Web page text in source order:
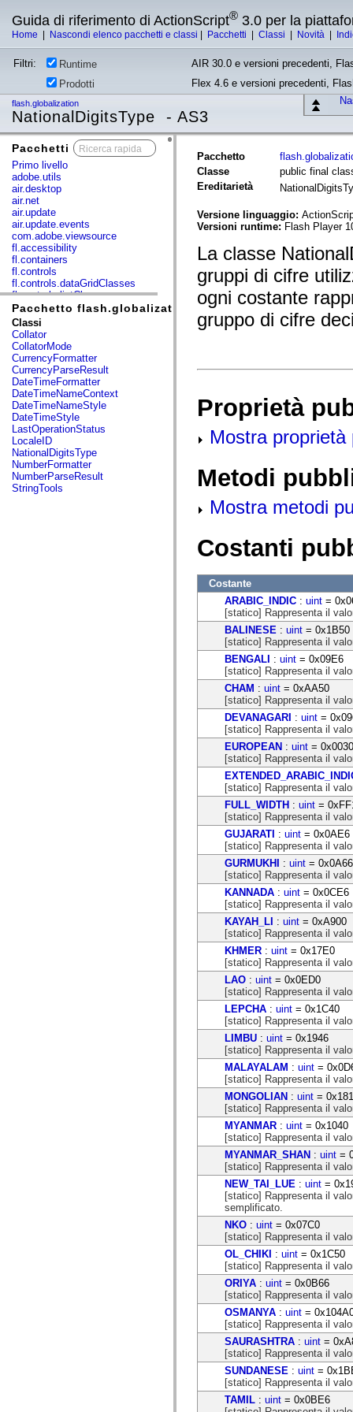
Guida di riferimento di ActionScript® 3.0 per la
Home Nascondi elenco pacchetti e classi Pacchetti Classi Novità
Filtri: Runtime
AIR 30.0 e versioni precedenti,
Prodotti
Flex 4.6 e versioni precedenti,
flash.globalization
NationalDigitsType - AS3
Pacchetti
Primo livello
adobe.utils
air.desktop
air.net
air.update
air.update.events
com.adobe.viewsource
fl.accessibility
fl.containers
fl.controls
fl.controls.dataGridClasses
fl.controls.listClasses
fl.controls.progressBarClasses
fl.core
fl.data
fl.display
fl.events
fl.ik
fl.lang
fl.livepreview
fl.managers
fl.motion
fl.motion.easing
fl.rsl
fl.text
fl.transitions
fl.transitions.easing
fl.video
flash.accessibility
mx.automation.delegates.advancedDataGrid
mx.automation.delegates.controls.dataGridClasses
mx.automation.delegates.controls.fileSystemClasses
Pacchetto flash.globalization
Classi
Collator
CollatorMode
CurrencyFormatter
CurrencyParseResult
DateTimeFormatter
DateTimeNameContext
DateTimeNameStyle
DateTimeStyle
LastOperationStatus
LocaleID
NationalDigitsType
NumberFormatter
NumberParseResult
StringTools
Pacchetto
Classe
public final
Ereditarietà
Versione linguaggio:
Versioni runtime: Flash Player
La classe
gruppi di cifre
ogni costante
gruppo di cifre
Proprietà
Mostra
Metodi
Mostra metodi
Costanti
Costante
ARABIC_INDIC : uint =
[statico] Rappresenta il
BALINESE : uint = 0x1B50
[statico] Rappresenta il
BENGALI : uint = 0x09E6
[statico] Rappresenta il
CHAM : uint = 0xAA50
[statico] Rappresenta il
DEVANAGARI : uint =
[statico] Rappresenta il
EUROPEAN : uint = 0x0030
[statico] Rappresenta il
[statico] Rappresenta il
FULL_WIDTH : uint =
[statico] Rappresenta il
GUJARATI : uint = 0x0AE6
[statico] Rappresenta il
GURMUKHI : uint = 0x0A66
[statico] Rappresenta il
KANNADA : uint = 0x0CE6
[statico] Rappresenta il
KAYAH_LI : uint = 0xA900
[statico] Rappresenta il
KHMER : uint = 0x17E0
[statico] Rappresenta il
LAO : uint = 0x0ED0
[statico] Rappresenta il
LEPCHA : uint = 0x1C40
[statico] Rappresenta il
LIMBU : uint = 0x1946
[statico] Rappresenta il
MALAYALAM : uint =
[statico] Rappresenta il
MONGOLIAN : uint =
[statico] Rappresenta il
MYANMAR : uint = 0x1040
[statico] Rappresenta il
MYANMAR_SHAN : uint =
[statico] Rappresenta il
NEW_TAI_LUE : uint =
[statico] Rappresenta il
semplificato.
NKO : uint = 0x07C0
[statico] Rappresenta il
OL_CHIKI : uint = 0x1C50
[statico] Rappresenta il
ORIYA : uint = 0x0B66
[statico] Rappresenta il
OSMANYA : uint =
[statico] Rappresenta il
SAURASHTRA : uint =
[statico] Rappresenta il
SUNDANESE : uint =
[statico] Rappresenta il
TAMIL : uint = 0x0BE6